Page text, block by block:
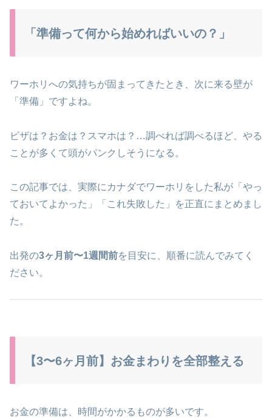
「準備って何から始めればいいの？」
ワーホリへの気持ちが固まってきたとき、次に来る壁が
「準備」ですよね。
ビザは？お金は？スマホは？…調べれば調べるほど、やる
ことが多くて頭がパンクしそうになる。
この記事では、実際にカナダでワーホリをした私が「やっ
ておいてよかった」「これ失敗した」を正直にまとめまし
た。
出発の3ヶ月前〜1週間前を目安に、順番に読んでみてく
ださい。
【3〜6ヶ月前】お金まわりを全部整える
お金の準備は、時間がかかるものが多いです。